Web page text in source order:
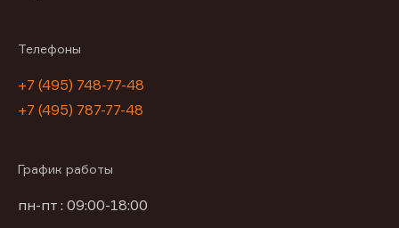
Телефоны
+7 (495) 748-77-48
+7 (495) 787-77-48
График работы
пн-пт : 09:00-18:00